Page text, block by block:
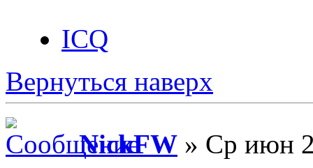
ICQ
Вернуться наверх
NickFW » Ср июн